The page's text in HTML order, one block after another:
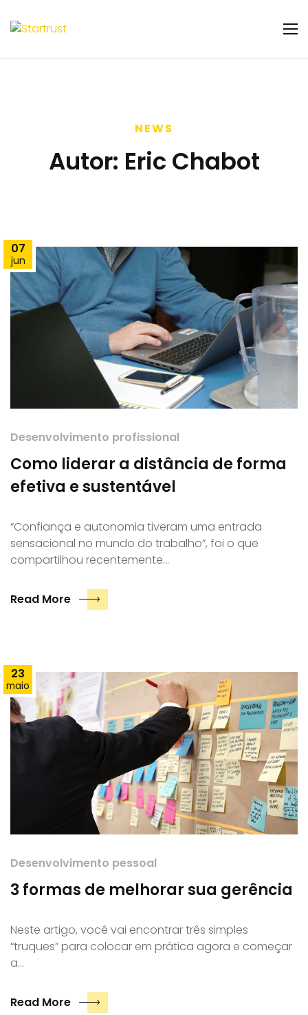
NEWS
Autor: Eric Chabot
07
jun
Desenvolvimento profissional
Como liderar a distância de forma
efetiva e sustentável
“Confiança e autonomia tiveram uma entrada
sensacional no mundo do trabalho”, foi o que
compartilhou recentemente…
Read More
23
maio
Desenvolvimento pessoal
3 formas de melhorar sua gerência
Neste artigo, você vai encontrar três simples
“truques” para colocar em prática agora e começar
a…
Read More